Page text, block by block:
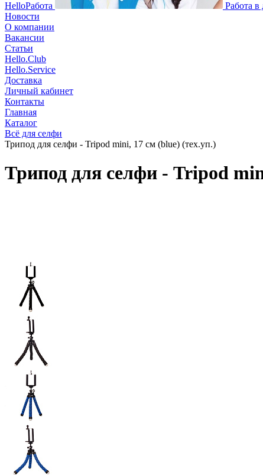
HelloРабота
Работа
Новости
О компании
Вакансии
Статьи
Hello.Club
Hello.Service
Доставка
Личный кабинет
Контакты
Главная
Каталог
Всё для селфи
Трипод для селфи - Tripod mini, 17 см (blue) (тех.уп.)
Трипод для селфи - Tripod